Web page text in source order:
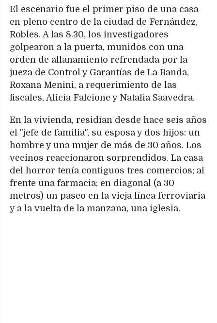
El escenario fue el primer piso de una casa
en pleno centro de la ciudad de Fernández,
Robles. A las 8.30, los investigadores
golpearon a la puerta, munidos con una
orden de allanamiento refrendada por la
jueza de Control y Garantías de La Banda,
Roxana Menini, a requerimiento de las
fiscales, Alicia Falcione y Natalia Saavedra.
En la vivienda, residían desde hace seis años
el "jefe de familia", su esposa y dos hijos: un
hombre y una mujer de más de 30 años. Los
vecinos reaccionaron sorprendidos. La casa
del horror tenía contiguos tres comercios; al
frente una farmacia; en diagonal (a 30
metros) un paseo en la vieja línea ferroviaria
y a la vuelta de la manzana, una iglesia.